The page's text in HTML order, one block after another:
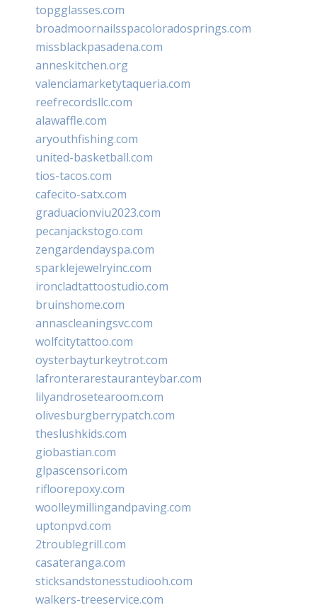
topgglasses.com
broadmoornailsspacoloradosprings.com
missblackpasadena.com
anneskitchen.org
valenciamarketytaqueria.com
reefrecordsllc.com
alawaffle.com
aryouthfishing.com
united-basketball.com
tios-tacos.com
cafecito-satx.com
graduacionviu2023.com
pecanjackstogo.com
zengardendayspa.com
sparklejewelryinc.com
ironcladtattoostudio.com
bruinshome.com
annascleaningsvc.com
wolfcitytattoo.com
oysterbayturkeytrot.com
lafronterarestauranteybar.com
lilyandrosetearoom.com
olivesburgberrypatch.com
theslushkids.com
giobastian.com
glpascensori.com
rifloorepoxy.com
woolleymillingandpaving.com
uptonpvd.com
2troublegrill.com
casateranga.com
sticksandstonesstudiooh.com
walkers-treeservice.com